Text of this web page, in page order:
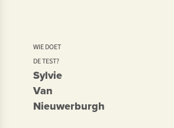
WIE DOET
DE TEST?
Sylvie
Van
Nieuwerburgh